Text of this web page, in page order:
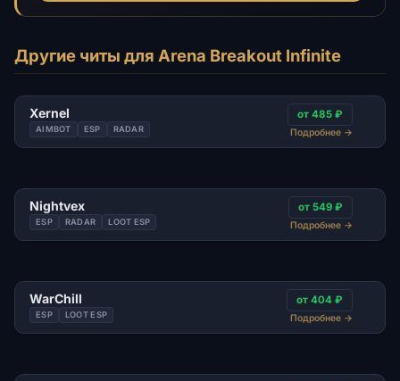
Другие читы для Arena Breakout Infinite
Xernel
AIMBOT ESP RADAR
от 485 ₽
Подробнее →
Nightvex
ESP RADAR LOOT ESP
от 549 ₽
Подробнее →
WarChill
ESP LOOT ESP
от 404 ₽
Подробнее →